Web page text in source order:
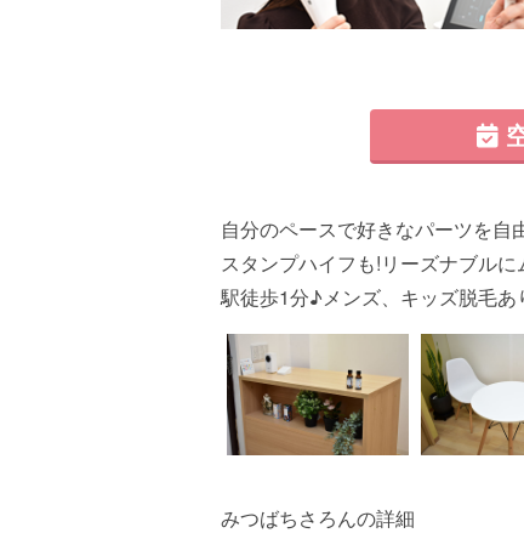
自分のペースで好きなパーツを
スタンプハイフも!リーズナブル
駅徒歩1分♪メンズ、キッズ脱毛あ
みつばちさろんの詳細